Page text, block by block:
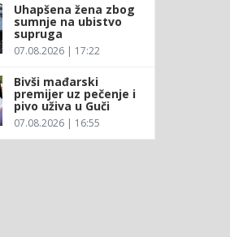
Uhapšena žena zbog
sumnje na ubistvo
supruga
07.08.2026 | 17:22
Bivši mađarski
premijer uz pečenje i
pivo uživa u Guči
07.08.2026 | 16:55